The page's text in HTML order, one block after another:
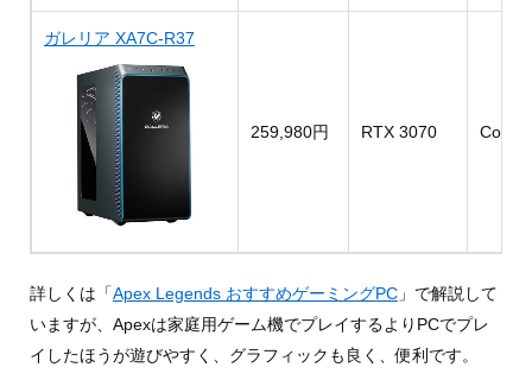
ガレリア XA7C-R37
259,980円 RTX 3070 Core
詳しくは「Apex Legends おすすめゲーミングPC」で解説して
いますが、Apexは家庭用ゲーム機でプレイするよりPCでプレ
イしたほうが遊びやすく、グラフィックも良く、便利です。